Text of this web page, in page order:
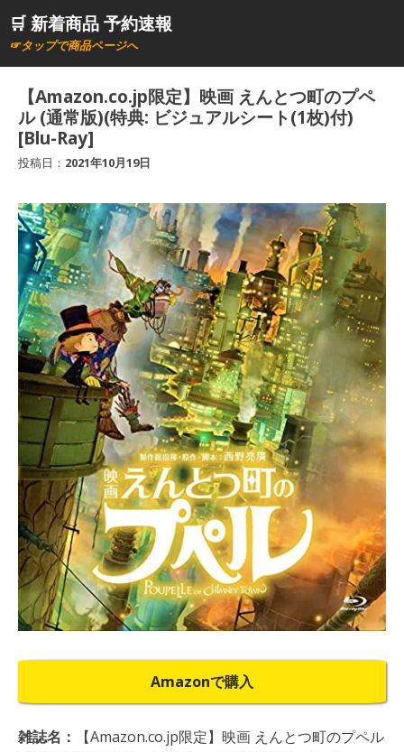
ン🛒 新着商品 予約速報
☞タップで商品ページへ
【Amazon.co.jp限定】映画 えんとつ町のプペ
ル (通常版)(特典: ビジュアルシート(1枚)付)
[Blu-Ray]
投稿日： 2021年10月19日
Amazonで購入
雑誌名：
【Amazon.co.jp限定】映画 えんとつ町のプペル